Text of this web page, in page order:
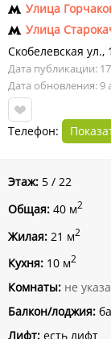
Улица
Улица
Скобелевская ул.,
Дата публикации:
Дата обновления: 9
Телефон:
Этаж: 5 / 22
Общая: 40 м2
Жилая: 21 м2
Кухня: 10 м2
Комнаты: не
Балкон/лоджия:
Лифт: есть лифт